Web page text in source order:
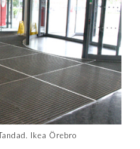
Ikea Örebro